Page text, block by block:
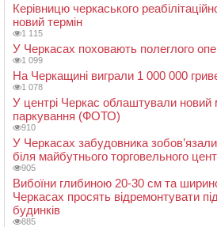
Керівницю черкаського
новий термін
1 115
У Черкасах поховають полеглого
1 099
На Черкащині виграли 1 000 000
1 078
У центрі Черкас облаштували новий
паркування (ФОТО)
910
У Черкасах забудовника
біля майбутнього торговельного
905
Вибоїни глибиною 20-30 см та
Черкасах просять відремонтувати
будинків
885